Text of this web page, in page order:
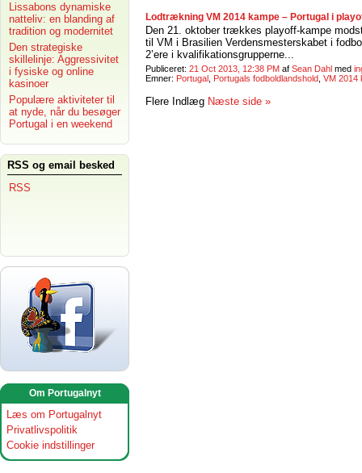
Lissabons dynamiske
natteliv: en blanding af
tradition og modernitet
Den strategiske
skillelinje: Aggressivitet
i fysiske og online
kasinoer
Populære aktiviteter til
at nyde, når du besøger
Portugal i en weekend
RSS og email besked
RSS
Om Portugalnyt
Læs om Portugalnyt
Privatlivspolitik
Cookie indstillinger
Lodtrækning VM 2014 kampe – Portugal i
Den 21. oktober trækkes playoff-kampe
til VM i Brasilien Verdensmesterskabet i
2’ere i kvalifikationsgrupperne...
Publiceret: 21 Oct 2013, 12:38 PM af Sean Dahl med
Emner: Portugal Portugals fodboldlandshold VM 2014
Flere Indlæg Næste side »